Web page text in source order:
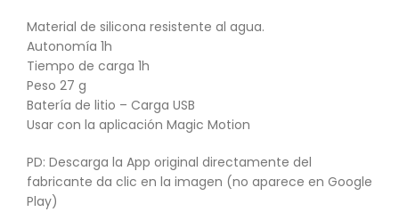
Material de silicona resistente al agua.
Autonomía 1h
Tiempo de carga 1h
Peso 27 g
Batería de litio – Carga USB
Usar con la aplicación Magic Motion
PD: Descarga la App original directamente del
fabricante da clic en la imagen (no aparece en Google
Play)